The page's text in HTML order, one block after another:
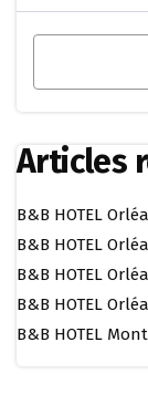
Articles
B&B HOTEL
B&B HOTEL
B&B HOTEL
B&B HOTEL
B&B HOTEL